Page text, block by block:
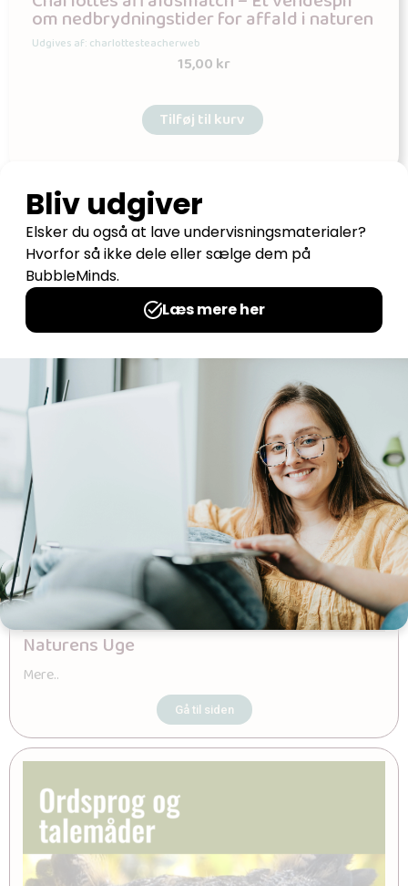
om nedbrydningstider for affald i naturen
Udgives af: charlottesteacherweb
15,00kr
Tilføj til kurv
Find yderligere inspiration på disse
hjemmesider
Naturens Uge
Mere..
Gå til siden